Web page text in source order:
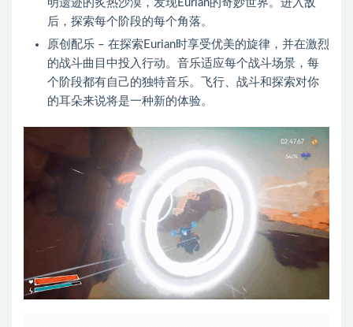
明遗迹的炙热沙漠，发现Eurian的奇妙世界。进入敌
后，探索每个阶段的每个角落。
原创配乐 – 在探索Eurian时享受优美的旋律，并在激烈
的战斗曲目中投入行动。音乐适应每个战斗场景，每
个阶段都有自己的独特音乐。飞行、战斗和探索对你
的耳朵来说将是一种新的体验。